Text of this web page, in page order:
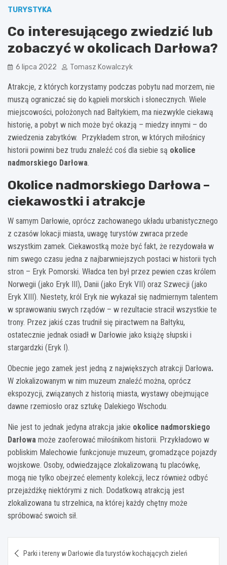
TURYSTYKA
Co interesującego zwiedzić lub
zobaczyć w okolicach Darłowa?
6 lipca 2022 Tomasz Kowalczyk
Atrakcje, z których korzystamy podczas pobytu nad morzem, nie
muszą ograniczać się do kąpieli morskich i słonecznych. Wiele
miejscowości, położonych nad Bałtykiem, ma niezwykle ciekawą
historię, a pobyt w nich może być okazją – miedzy innymi – do
zwiedzenia zabytków. Przykładem stron, w których miłośnicy
historii powinni bez trudu znaleźć coś dla siebie są okolice
nadmorskiego Darłowa.
Okolice nadmorskiego Darłowa –
ciekawostki i atrakcje
W samym Darłowie, oprócz zachowanego układu urbanistycznego
z czasów lokacji miasta, uwagę turystów zwraca przede
wszystkim zamek. Ciekawostką może być fakt, że rezydowała w
nim swego czasu jedna z najbarwniejszych postaci w historii tych
stron – Eryk Pomorski. Władca ten był przez pewien czas królem
Norwegii (jako Eryk III), Danii (jako Eryk VII) oraz Szwecji (jako
Eryk XIII). Niestety, król Eryk nie wykazał się nadmiernym talentem
w sprawowaniu swych rządów – w rezultacie stracił wszystkie te
trony. Przez jakiś czas trudnił się piractwem na Bałtyku,
ostatecznie jednak osiadł w Darłowie jako książę słupski i
stargardzki (Eryk I).
Obecnie jego zamek jest jedną z największych atrakcji Darłowa.
W zlokalizowanym w nim muzeum znaleźć można, oprócz
ekspozycji, związanych z historią miasta, wystawy obejmujące
dawne rzemiosło oraz sztukę Dalekiego Wschodu.
Nie jest to jednak jedyna atrakcja jakie okolice nadmorskiego
Darłowa może zaoferować miłośnikom historii. Przykładowo w
pobliskim Malechowie funkcjonuje muzeum, gromadzące pojazdy
wojskowe. Osoby, odwiedzające zlokalizowaną tu placówkę,
mogą nie tylko obejrzeć elementy kolekcji, lecz również odbyć
przejażdżkę niektórymi z nich. Dodatkową atrakcją jest
zlokalizowana tu strzelnica, na której każdy chętny może
spróbować swoich sił.
wpisu
Parki i tereny w Darłowie dla turystów kochających zieleń